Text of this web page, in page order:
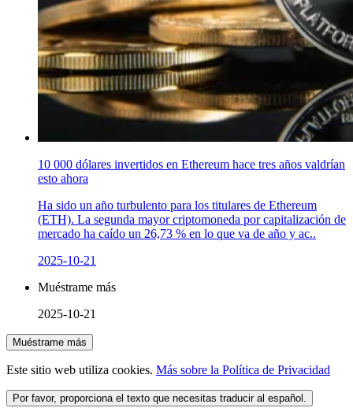
10 000 dólares invertidos en Ethereum hace tres años valdrían
esto ahora
Ha sido un año turbulento para los titulares de Ethereum
(ETH). La segunda mayor criptomoneda por capitalización de
mercado ha caído un 26,73 % en lo que va de año y ac..
2025-10-21
Muéstrame más
2025-10-21
Muéstrame más
Este sitio web utiliza cookies. Más sobre la Política de Privacidad
Por favor, proporciona el texto que necesitas traducir al español.